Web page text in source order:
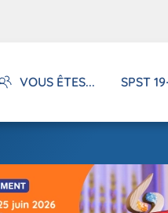
VOUS ÊTES... SPST